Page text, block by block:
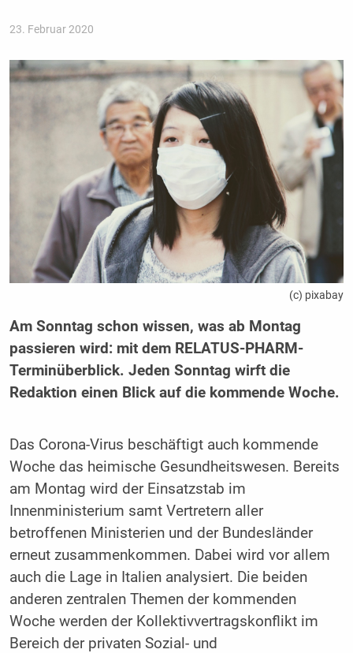
23. Februar 2020
(c) pixabay
Am Sonntag schon wissen, was ab Montag
passieren wird: mit dem RELATUS-PHARM-
Terminüberblick. Jeden Sonntag wirft die
Redaktion einen Blick auf die kommende Woche.
Das Corona-Virus beschäftigt auch kommende
Woche das heimische Gesundheitswesen. Bereits
am Montag wird der Einsatzstab im
Innenministerium samt Vertretern aller
betroffenen Ministerien und der Bundesländer
erneut zusammenkommen. Dabei wird vor allem
auch die Lage in Italien analysiert. Die beiden
anderen zentralen Themen der kommenden
Woche werden der Kollektivvertragskonflikt im
Bereich der privaten Sozial- und